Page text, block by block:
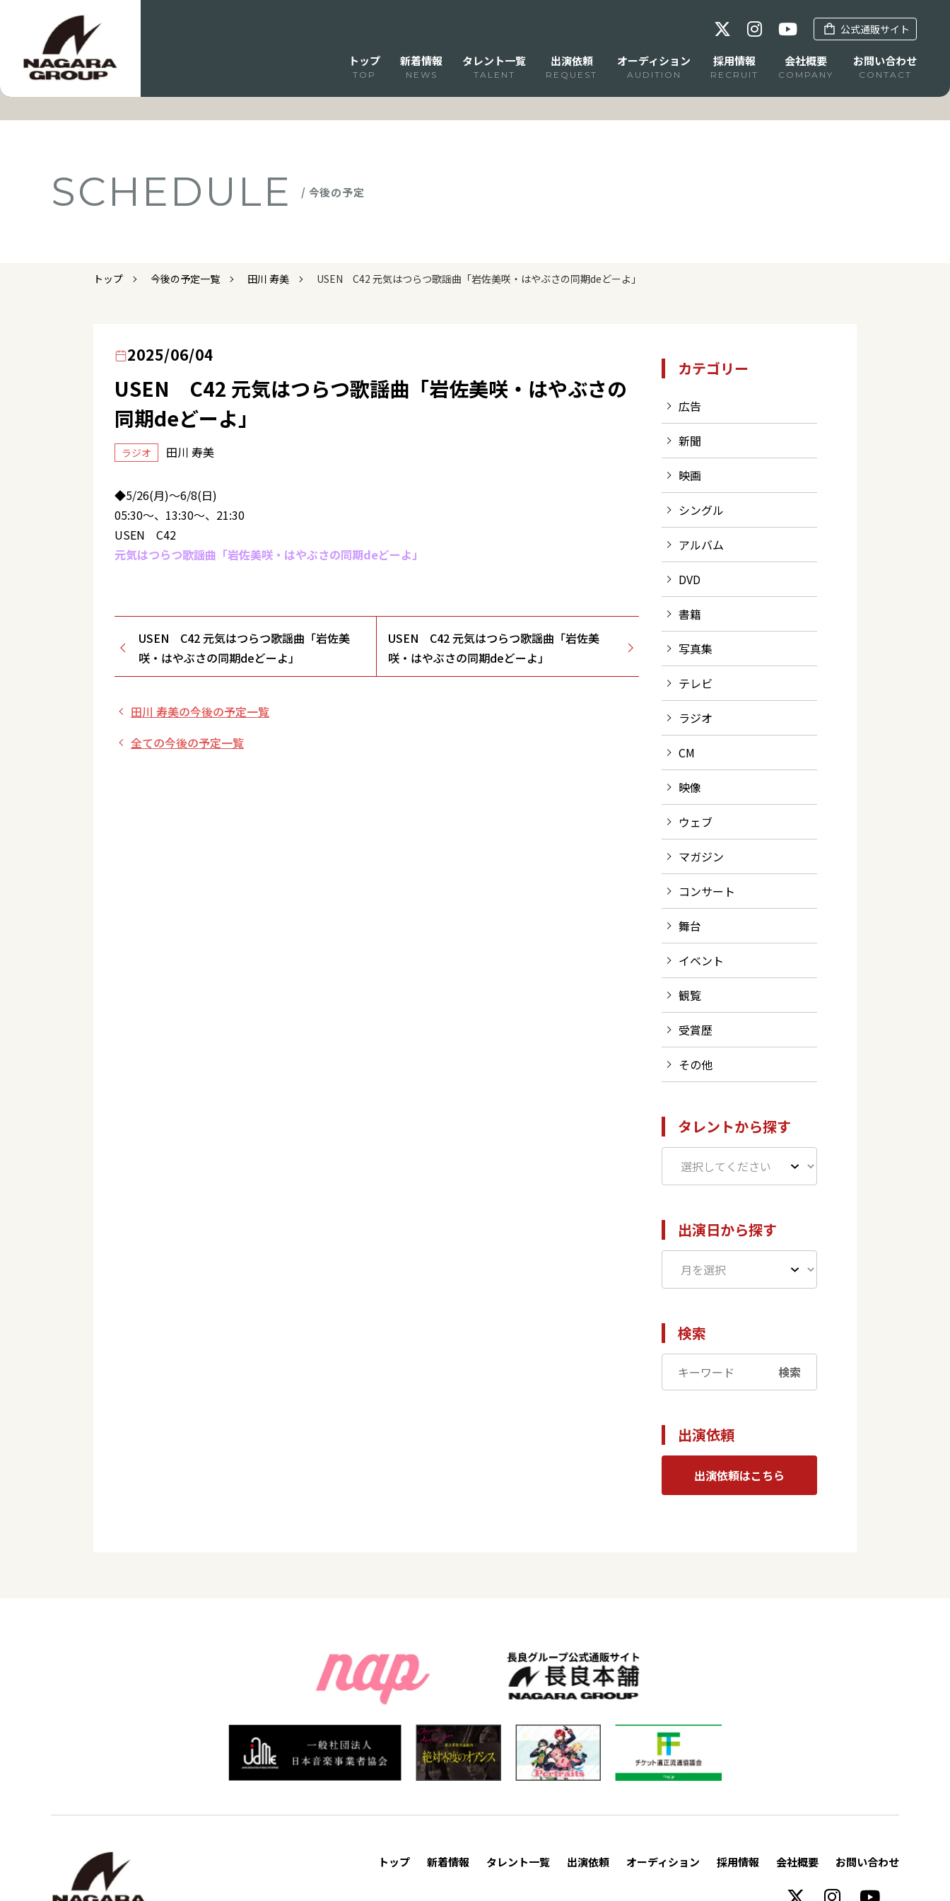
公式通販サイト
トップ
TOP
新着情報
NEWS
タレント一覧
TALENT
出演依頼
REQUEST
オーディション
AUDITION
採用情報
RECRUIT
会社概要
COMPANY
お問い合わせ
CONTACT
SCHEDULE / 今後の予定
トップ 今後の予定一覧 田川 寿美 USEN C42 元気はつらつ歌謡曲「岩佐美咲・はやぶさの同期deどーよ」
2025/06/04
USEN C42 元気はつらつ歌謡曲「岩佐美咲・はやぶさの
同期deどーよ」
ラジオ 田川 寿美
◆5/26(月)～6/8(日)
05:30～、13:30～、21:30
USEN C42
元気はつらつ歌謡曲「岩佐美咲・はやぶさの同期deどーよ」
USEN C42 元気はつらつ歌謡曲「岩佐美
咲・はやぶさの同期deどーよ」
USEN C42 元気はつらつ歌謡曲「岩佐美
咲・はやぶさの同期deどーよ」
田川 寿美の今後の予定一覧
全ての今後の予定一覧
カテゴリー
広告
新聞
映画
シングル
アルバム
DVD
書籍
写真集
テレビ
ラジオ
CM
映像
ウェブ
マガジン
コンサート
舞台
イベント
観覧
受賞歴
その他
タレントから探す
出演日から探す
検索
検索
出演依頼
出演依頼はこちら
トップ 新着情報 タレント一覧 出演依頼 オーディション 採用情報 会社概要 お問い合わせ